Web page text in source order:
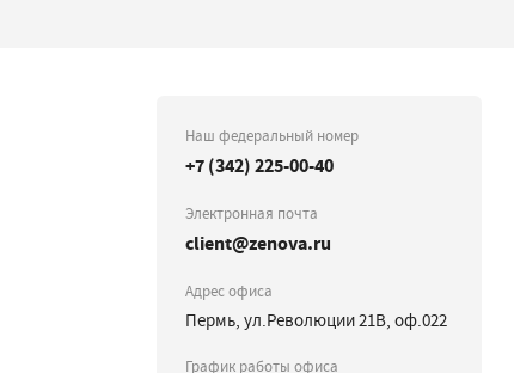
Наш федеральный номер
+7 (342) 225-00-40
Электронная почта
client@zenova.ru
Адрес офиса
Пермь, ул.Революции 21В, оф.022
График работы офиса